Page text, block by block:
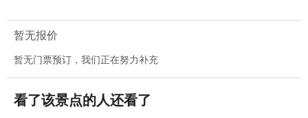
暂无报价
暂无门票预订，我们正在努力补充
看了该景点的人还看了